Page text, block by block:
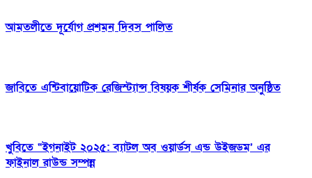
আমতলীতে দূর্যোগ প্রশমন দিবস পালিত
জাবিতে এন্টিবায়োটিক রেজিস্ট্যান্স বিষয়ক শীর্ষক সেমিনার অনুষ্ঠিত
খুবিতে “ইগনাইট ২০২৫: ব্যাটল অব ওয়ার্ডস এন্ড উইজডম’ এর
ফাইনাল রাউন্ড সম্পন্ন